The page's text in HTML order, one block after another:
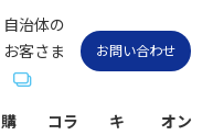
購
コラ
キ
オン
自治体の
お客さま
お問い合わせ